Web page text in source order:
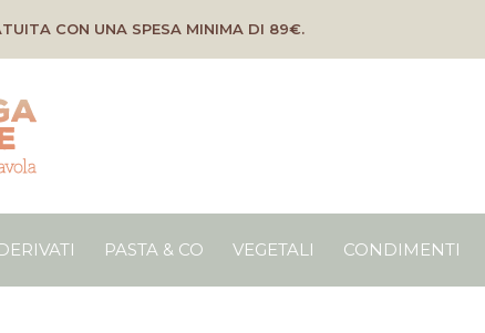
CON UNA SPESA MINIMA DI 89€.
PASTA & CO VEGETALI CONDIMENTI